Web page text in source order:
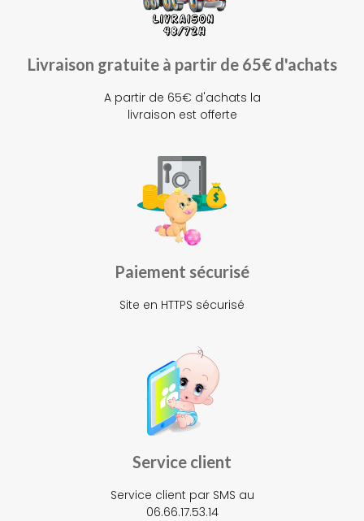
Livraison gratuite à partir de 65€ d'achats
A partir de 65€ d'achats la
livraison est offerte
Paiement sécurisé
Site en HTTPS sécurisé
Service client
Service client par SMS au
06.66.17.53.14